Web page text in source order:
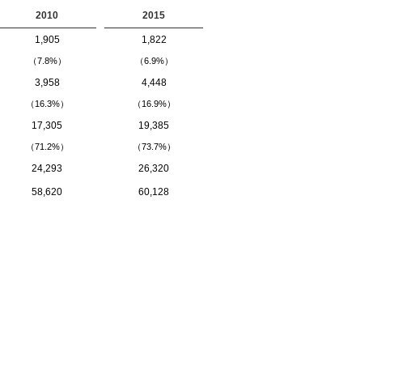
2010 2015
1,905 1,822
（7.8%） （6.9%）
3,958 4,448
（16.3%） （16.9%）
17,305 19,385
（71.2%） （73.7%）
24,293 26,320
58,620 60,128